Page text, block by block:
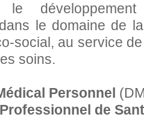
le
dans le domaine de
social, au service
soins.
Personnel
de